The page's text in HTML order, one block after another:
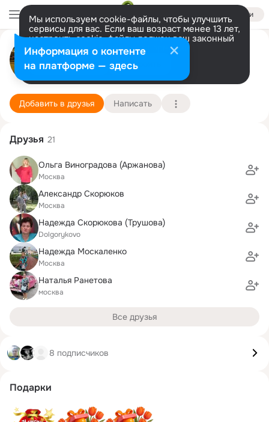
Войти
Мы используем cookie-файлы, чтобы улучшить
сервисы для вас. Если ваш возраст менее 13 лет,
настроить cookie-файлы должен ваш законный
представитель. Больше информации
Разрешить все Настроить
Ольга Бодрова
Москва 28 июня (53 года)
Подробнее
Добавить в друзья Написать
Друзья 21
Ольга Виноградова (Аржанова)
Москва
Александр Скорюков
Москва
Надежда Скорюкова (Трушова)
Dolgorykovo
Надежда Москаленко
Москва
Наталья Ранетова
москва
Все друзья
8 подписчиков
Подарки
Информация о контенте
на платформе — здесь